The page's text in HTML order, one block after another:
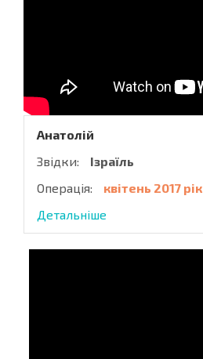
Анатолій
Звідки:
Ізраїль
Операція:
квітень 2017 рік
Детальніше